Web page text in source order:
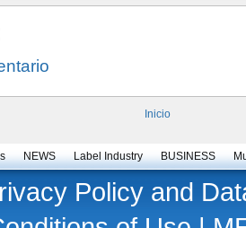
Inicio
NEWS Label Industry BUSINESS
Policy and